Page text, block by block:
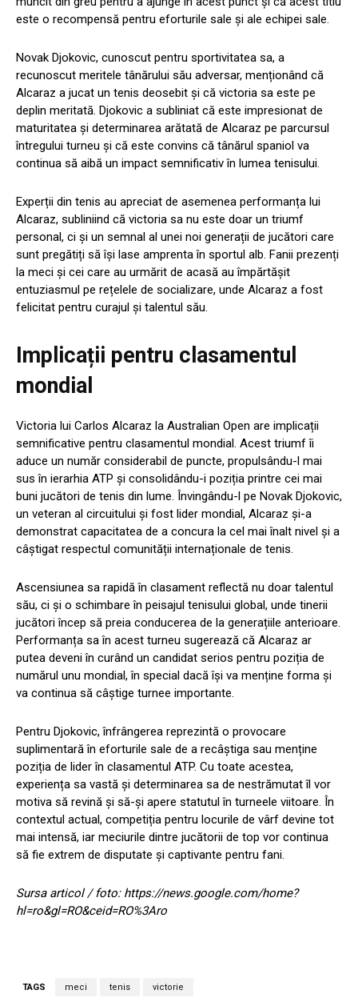
este o recompensă pentru eforturile sale și ale echipei sale.
Novak Djokovic, cunoscut pentru sportivitatea sa, a
recunoscut meritele tânărului său adversar, menționând că
Alcaraz a jucat un tenis deosebit și că victoria sa este pe
deplin meritată. Djokovic a subliniat că este impresionat de
maturitatea și determinarea arătată de Alcaraz pe parcursul
întregului turneu și că este convins că tânărul spaniol va
continua să aibă un impact semnificativ în lumea tenisului.
Experții din tenis au apreciat de asemenea performanța lui
Alcaraz, subliniind că victoria sa nu este doar un triumf
personal, ci și un semnal al unei noi generații de jucători care
sunt pregătiți să își lase amprenta în sportul alb. Fanii prezenți
la meci și cei care au urmărit de acasă au împărtășit
entuziasmul pe rețelele de socializare, unde Alcaraz a fost
felicitat pentru curajul și talentul său.
Implicații pentru clasamentul
mondial
Victoria lui Carlos Alcaraz la Australian Open are implicații
semnificative pentru clasamentul mondial. Acest triumf îi
aduce un număr considerabil de puncte, propulsându-l mai
sus în ierarhia ATP și consolidându-i poziția printre cei mai
buni jucători de tenis din lume. Învingându-l pe Novak Djokovic,
un veteran al circuitului și fost lider mondial, Alcaraz și-a
demonstrat capacitatea de a concura la cel mai înalt nivel și a
câștigat respectul comunității internaționale de tenis.
Ascensiunea sa rapidă în clasament reflectă nu doar talentul
său, ci și o schimbare în peisajul tenisului global, unde tinerii
jucători încep să preia conducerea de la generațiile anterioare.
Performanța sa în acest turneu sugerează că Alcaraz ar
putea deveni în curând un candidat serios pentru poziția de
numărul unu mondial, în special dacă își va menține forma și
va continua să câștige turnee importante.
Pentru Djokovic, înfrângerea reprezintă o provocare
suplimentară în eforturile sale de a recâștiga sau menține
poziția de lider în clasamentul ATP. Cu toate acestea,
experiența sa vastă și determinarea sa de nestrămutat îl vor
motiva să revină și să-și apere statutul în turneele viitoare. În
contextul actual, competiția pentru locurile de vârf devine tot
mai intensă, iar meciurile dintre jucătorii de top vor continua
să fie extrem de disputate și captivante pentru fani.
Sursa articol / foto: https://news.google.com/home?
hl=ro&gl=RO&ceid=RO%3Aro
TAGS meci tenis victorie